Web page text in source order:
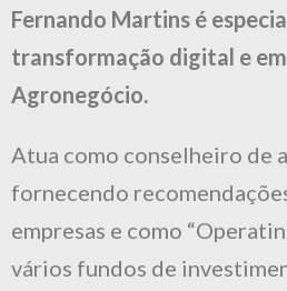
Fernando Martins é
transformação digital e
Agronegócio.
Atua como conselheiro de
fornecendo
empresas e como
vários fundos de